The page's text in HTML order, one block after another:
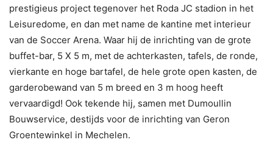
prestigieus project tegenover het Roda JC stadion in het
Leisuredome, en dan met name de kantine met interieur
van de Soccer Arena. Waar hij de inrichting van de grote
buffet-bar, 5 X 5 m, met de achterkasten, tafels, de ronde,
vierkante en hoge bartafel, de hele grote open kasten, de
garderobewand van 5 m breed en 3 m hoog heeft
vervaardigd! Ook tekende hij, samen met Dumoullin
Bouwservice, destijds voor de inrichting van Geron
Groentewinkel in Mechelen.